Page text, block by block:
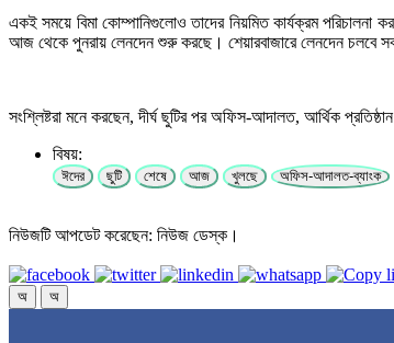
একই সময়ে বিমা কোম্পানিগুলোও তাদের নিয়মিত কার্যক্রম পরিচালনা
আজ থেকে পুনরায় লেনদেন শুরু করছে। শেয়ারবাজারে লেনদেন চলবে
সংশ্লিষ্টরা মনে করছেন, দীর্ঘ ছুটির পর অফিস-আদালত, আর্থিক
বিষয়:
ঈদের ছুটি শেষে আজ খুলছে অফিস-আদালত-ব্যাংক
নিউজটি আপডেট করেছেন: নিউজ ডেস্ক।
অ অ